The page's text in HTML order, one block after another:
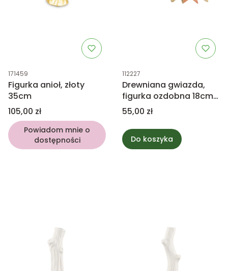
Kod produktu
171459
Figurka anioł, złoty
35cm
Cena
105,00 zł
Powiadom mnie o
dostępności
Kod produktu
112227
Drewniana gwiazda,
figurka ozdobna 18cm
mix
Cena
55,00 zł
Do koszyka